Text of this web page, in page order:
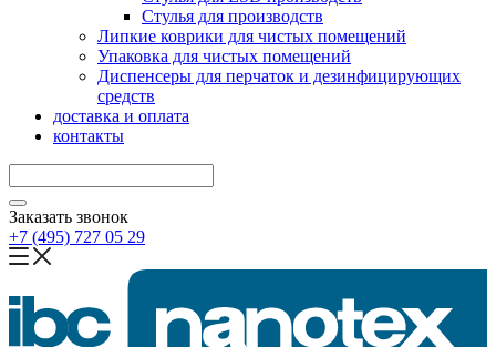
Стулья для производств
Липкие коврики для чистых помещений
Упаковка для чистых помещений
Диспенсеры для перчаток и дезинфицирующих
средств
доставка и оплата
контакты
Заказать звонок
+7 (495) 727 05 29